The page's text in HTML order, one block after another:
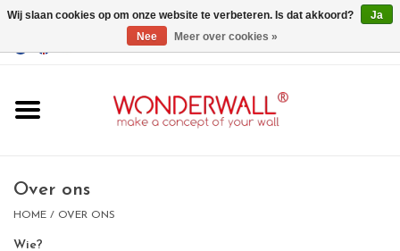
GBP/USD
magneetborden
whiteboards
Over ons
HOME / OVER ONS
Wie?
Wij slaan cookies op om onze website te verbeteren. Is dat akkoord?
Ja
Nee
Meer over cookies »